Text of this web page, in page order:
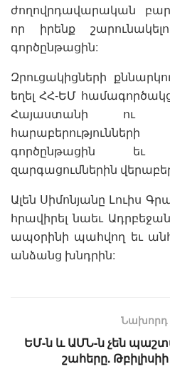
ժողովրդավարական
որ իրենք
գործընթացին:
Զրուցակիցների
եղել ՀՀ-ԵՄ
Հայաստանի ու
գործընթացին եւ
զարգացումներին
Ալեն Սիմոնյանը Լուիս
հրավիրել նաեւ
ապօրինի պահվող եւ
անձանց խնդրին:
Նախորդ
ԵՄ-ն և ԱՄՆ-ն չեն
շահերը.